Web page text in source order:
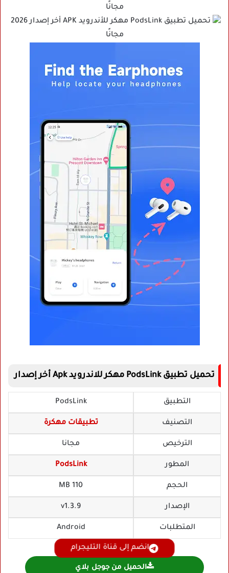
تحميل تطبيق PodsLink مهكر للاندرويد Apk أخر إصدار
التطبيق PodsLink
التصنيف تطبيقات مهكرة
الترخيص مجانا
المطور PodsLink
الحجم 110 MB
الإصدار v1.3.9
المتطلبات Android
الحميل من جوجل بلاي
انضم إلى قناة التليجرام